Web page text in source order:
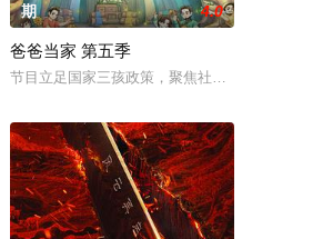
就位，等你一起来“当
秀单口喜剧演员和漫才组合。每一位“小人物”
类真人秀 ，由何浩楠、黄渤、吕严、马頔等人为
期
4.0
爸爸当家 第五季
节目立足国家三孩政策，聚焦社会“全职爸爸”育